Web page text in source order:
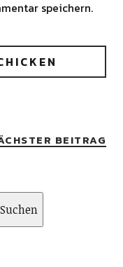
speichern.
BEITRAG
Suchen